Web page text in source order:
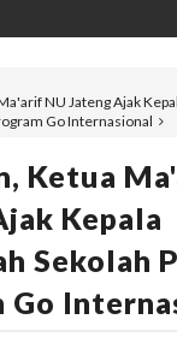
NU Jateng Ajak
Go Internasional
Ketua
Kepala
Sekolah
Go